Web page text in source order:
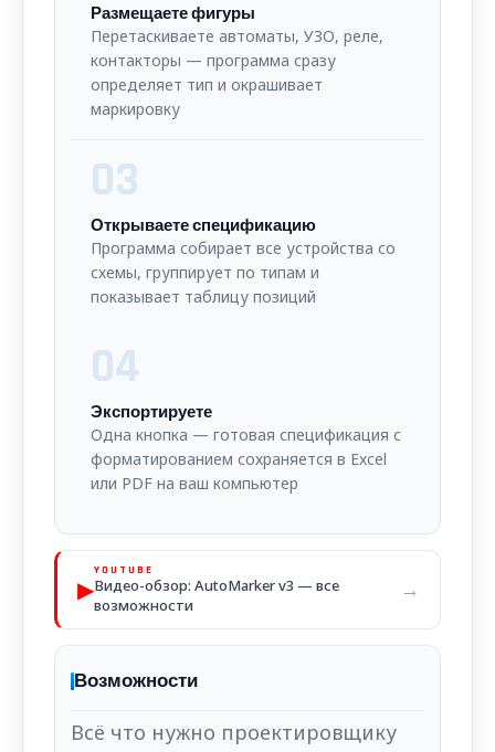
Размещаете фигуры
Перетаскиваете автоматы, УЗО, реле,
контакторы — программа сразу
определяет тип и окрашивает
маркировку
03
Открываете спецификацию
Программа собирает все устройства со
схемы, группирует по типам и
показывает таблицу позиций
04
Экспортируете
Одна кнопка — готовая спецификация с
форматированием сохраняется в Excel
или PDF на ваш компьютер
▶
YOUTUBE
Видео-обзор: AutoMarker v3 — все
возможности
→
Возможности
Всё что нужно проектировщику